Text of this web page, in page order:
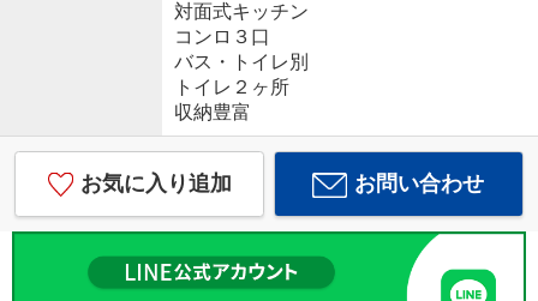
対面式キッチン
コンロ３口
バス・トイレ別
トイレ２ヶ所
収納豊富
お気に入り追加 お問い合わせ